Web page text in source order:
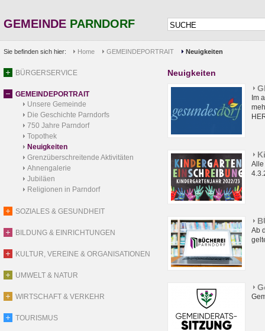
GEMEINDE PARNDORF
Sie befinden sich hier: Home GEMEINDEPORTRAIT Neuigkeiten
BÜRGERSERVICE
GEMEINDEPORTRAIT
Unsere Gemeinde
Die Geschichte Parndorfs
750 Jahre Parndorf
Topothek
Neuigkeiten
Grenzüberschreitende Aktivitäten
Ahnengalerie
Jubiläen
Religionen in Parndorf
SOZIALES & GESUNDHEIT
BILDUNG & EINRICHTUNGEN
KULTUR, VEREINE & ORGANISATIONEN
UMWELT & NATUR
WIRTSCHAFT & VERKEHR
TOURISMUS
Neuigkeiten
Im
Alle
Ab